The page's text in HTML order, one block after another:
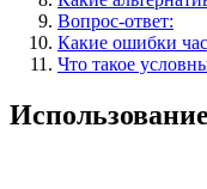
Вопрос-ответ:
Какие ошибки
Что такое